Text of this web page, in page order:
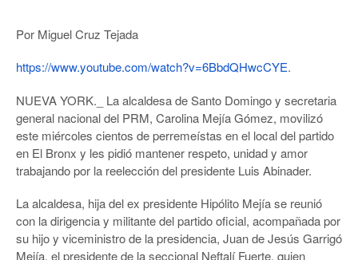
Por Miguel Cruz Tejada
https://www.youtube.com/watch?v=6BbdQHwcCYE.
NUEVA YORK._ La alcaldesa de Santo Domingo y secretaria
general nacional del PRM, Carolina Mejía Gómez, movilizó
este miércoles cientos de perremeístas en el local del partido
en El Bronx y les pidió mantener respeto, unidad y amor
trabajando por la reelección del presidente Luis Abinader.
La alcaldesa, hija del ex presidente Hipólito Mejía se reunió
con la dirigencia y militante del partido oficial, acompañada por
su hijo y viceministro de la presidencia, Juan de Jesús Garrigó
Mejía, el presidente de la seccional Neftalí Fuerte, quien